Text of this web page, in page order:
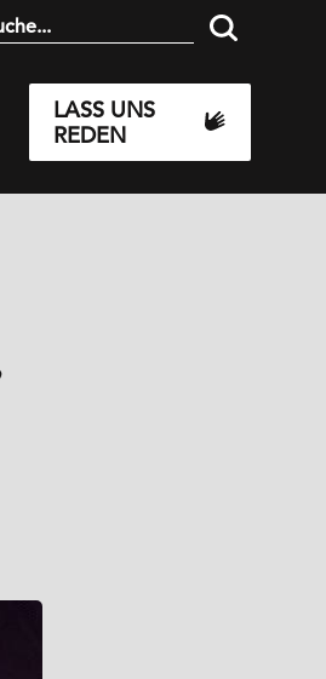
LASS UNS
REDEN